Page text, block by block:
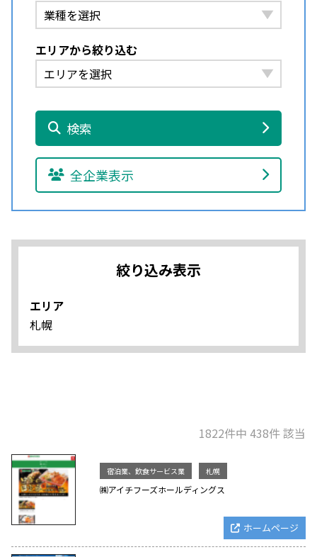
エリアから絞り込む
検索
全企業表示
絞り込み表示
エリア
札幌
1822件中 438件 該当
宿泊業、飲食サービス業 札幌
㈱アイチフーズホールディングス
ホームページ